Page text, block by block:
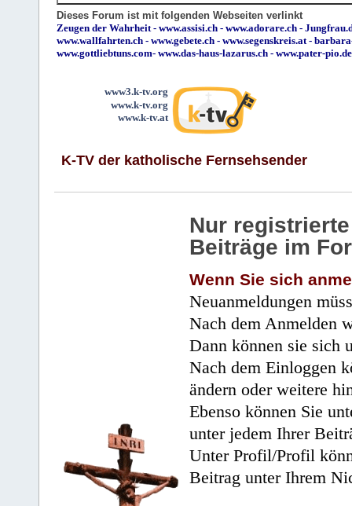
Dieses Forum ist mit folgenden Webseiten verlinkt
Zeugen der Wahrheit- www.assisi.ch - www.adorare.ch -
www.wallfahrten.ch - www.gebete.ch - www.segenskreis.at-
www.gottliebtuns.com- www.das-haus-lazarus.ch - www.pater-pio.de
www3.k-tv.org
www.k-tv.org
www.k-tv.at
K-TV der katholische Fernsehsender
Nur
Beiträge im
Wenn Sie sich
Neuanmeldungen
Nach dem Anmelden
Dann können sie sich
Nach dem Einloggen
ändern oder weitere
Ebenso können Sie
unter jedem Ihrer
Unter Profil/Profil
Beitrag unter Ihrem